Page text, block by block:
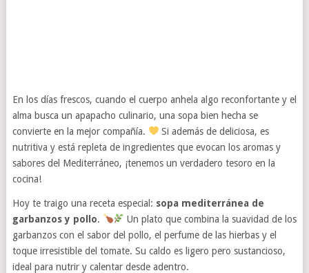
En los días frescos, cuando el cuerpo anhela algo reconfortante y el
alma busca un apapacho culinario, una sopa bien hecha se
convierte en la mejor compañía.
Si además de deliciosa, es
nutritiva y está repleta de ingredientes que evocan los aromas y
sabores del Mediterráneo, ¡tenemos un verdadero tesoro en la
cocina!
Hoy te traigo una receta especial: sopa mediterránea de
garbanzos y pollo.
Un plato que combina la suavidad de los
garbanzos con el sabor del pollo, el perfume de las hierbas y el
toque irresistible del tomate. Su caldo es ligero pero sustancioso,
ideal para nutrir y calentar desde adentro.